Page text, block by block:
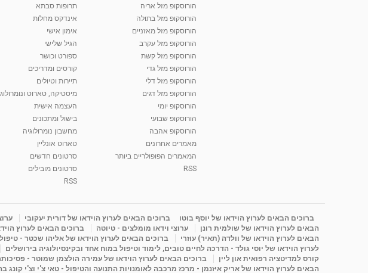
הורוסקופ מזל אריה
הורוסקופ מזל בתולה
הורוסקופ מזל מאזניים
הורוסקופ מזל עקרב
הורוסקופ מזל קשת
הורוסקופ מזל גדי
הורוסקופ מזל דלי
הורוסקופ מזל דגים
הורוסקופ יומי
הורוסקופ שבועי
הורוסקופ אהבה
מאמרים אחרונים
המאמרים הפופולריים ביותר
RSS
תרופות סבתא
אינדקס מחלות
אימון אישי
הגיל שלישי
ספורט וכושר
קורסים ומדריכים
תיירות וטיולים
מיסטיקה, טארוט
העצמה אישית
בישול ומתכונים
מחשבון נומרולוגיה
טארוט אונליין
סרטונים חדשים
סרטונים מובילים
RSS
ברוכים הבאים לערוץ הוידאו של יוסף בוטו ברוכים הבאים לערוץ הוידאו של דורית יעקובי
הבאים לערוץ הוידאו של שולמית רונן
ערוצי וידאו מומלצים - טיוטה ברוכים הבאים לערוץ
הבאים לערוץ הוידאו של וולדה (תאיר) עוזרי
ברוכים הבאים לערוץ הוידאו של אליהו שכטר -
לערוץ הוידאו של יוסי גולד - הדרכה לחיים טובים, לימוד וטיפול במוח אחד ובקינסיולוגיה בירושלים
קורס למדיטציה רפואית און ליין
ברוכים הבאים לערוץ הוידאו של עמירה הולצמן שמוטר -
הבאים לערוץ הוידאו של אריק איזנמן - מרכז מרכבה לאומנויות התנועה והטיפול - טאי צ'י וצ'י קונג